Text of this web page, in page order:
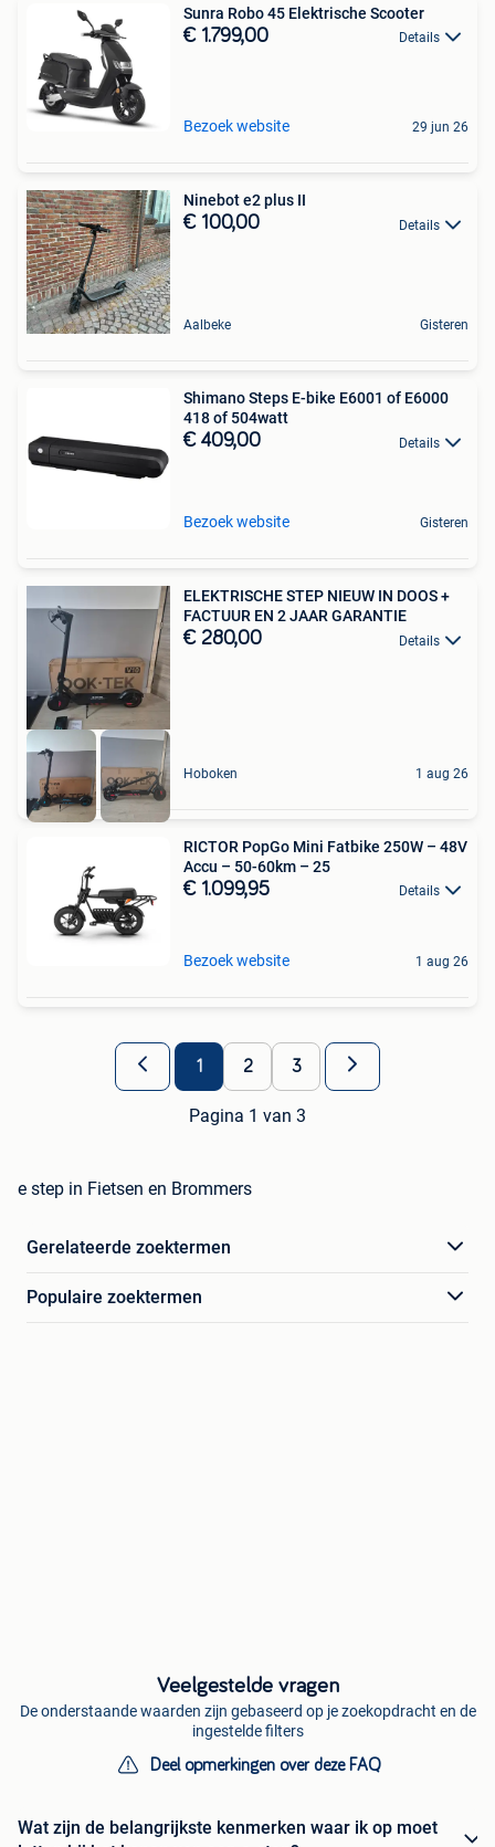
Sunra Robo 45 Elektrische Scooter
€ 1.799,00 Details
Bezoek website 29 jun 26
Ninebot e2 plus II
€ 100,00 Details
Aalbeke Gisteren
Shimano Steps E-bike E6001 of E6000
418 of 504watt
€ 409,00 Details
Bezoek website Gisteren
ELEKTRISCHE STEP NIEUW IN DOOS +
FACTUUR EN 2 JAAR GARANTIE
€ 280,00 Details
Hoboken 1 aug 26
RICTOR PopGo Mini Fatbike 250W – 48V
Accu – 50-60km – 25
€ 1.099,95 Details
Bezoek website 1 aug 26
1 2 3
Pagina 1 van 3
e step in Fietsen en Brommers
Gerelateerde zoektermen
Populaire zoektermen
Veelgestelde vragen
De onderstaande waarden zijn gebaseerd op je zoekopdracht en de
ingestelde filters
Deel opmerkingen over deze FAQ
Wat zijn de belangrijkste kenmerken waar ik op moet